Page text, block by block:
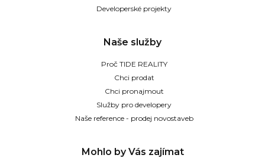
Developerské projekty
Naše služby
Proč TIDE REALITY
Chci prodat
Chci pronajmout
Služby pro developery
Naše reference - prodej novostaveb
Mohlo by Vás zajímat